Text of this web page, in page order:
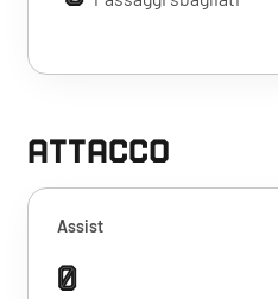
ATTACCO
Assist
0